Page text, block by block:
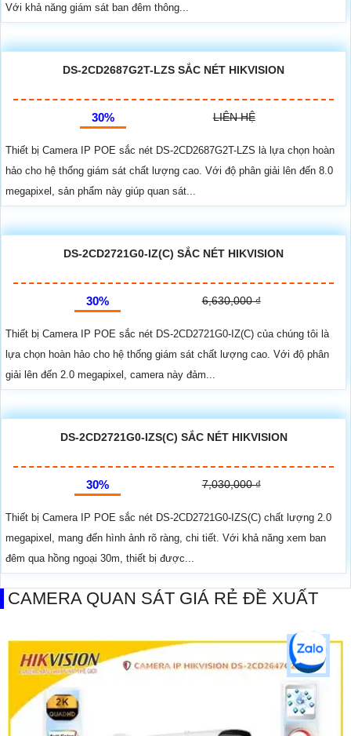
Với khả năng giám sát ban đêm thông...
DS-2CD2687G2T-LZS SẮC NÉT HIKVISION
30% LIÊN HỆ
Thiết bị Camera IP POE sắc nét DS-2CD2687G2T-LZS là lựa chọn hoàn
hảo cho hệ thống giám sát chất lượng cao. Với độ phân giải lên đến 8.0
megapixel, sản phẩm này giúp quan sát...
DS-2CD2721G0-IZ(C) SẮC NÉT HIKVISION
30% 6,630,000 ₫
Thiết bị Camera IP POE sắc nét DS-2CD2721G0-IZ(C) của chúng tôi là
lựa chọn hoàn hảo cho hệ thống giám sát chất lượng cao. Với độ phân
giải lên đến 2.0 megapixel, camera này đảm...
DS-2CD2721G0-IZS(C) SẮC NÉT HIKVISION
30% 7,030,000 ₫
Thiết bị Camera IP POE sắc nét DS-2CD2721G0-IZS(C) chất lượng 2.0
megapixel, mang đến hình ảnh rõ ràng, chi tiết. Với khả năng xem ban
đêm qua hồng ngoại 30m, thiết bị được...
CAMERA QUAN SÁT GIÁ RẺ ĐỀ XUẤT